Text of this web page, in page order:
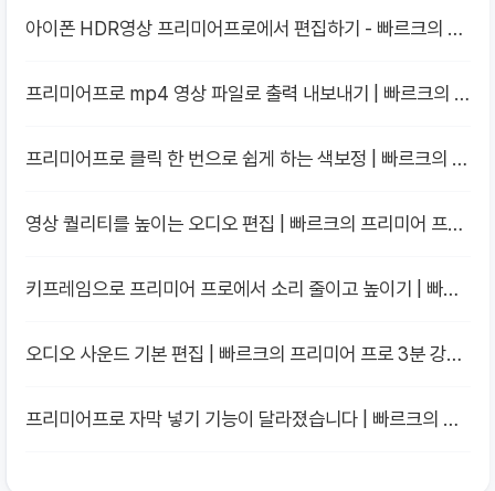
아이폰 HDR영상 프리미어프로에서 편집하기 - 빠르크의 프
프리미어프로 mp4 영상 파일로 출력 내보내기 | 빠르크의 프
프리미어프로 클릭 한 번으로 쉽게 하는 색보정 | 빠르크의 프
영상 퀄리티를 높이는 오디오 편집 | 빠르크의 프리미어 프로
키프레임으로 프리미어 프로에서 소리 줄이고 높이기 | 빠르
오디오 사운드 기본 편집 | 빠르크의 프리미어 프로 3분 강좌
프리미어프로 자막 넣기 기능이 달라졌습니다 | 빠르크의 프